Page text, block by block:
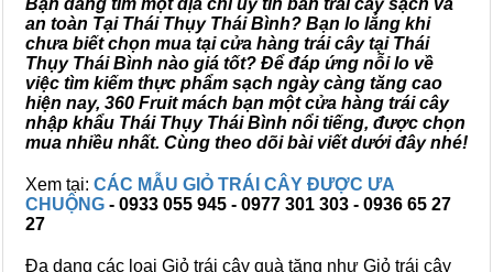
Bạn đang tìm một địa chỉ uy tín bán trái cây sạch và
an toàn Tại Thái Thụy Thái Bình? Bạn lo lắng khi
chưa biết chọn mua tại cửa hàng trái cây tại Thái
Thụy Thái Bình nào giá tốt? Để đáp ứng nỗi lo về
việc tìm kiếm thực phẩm sạch ngày càng tăng cao
hiện nay, 360 Fruit mách bạn một cửa hàng trái cây
nhập khẩu Thái Thụy Thái Bình nổi tiếng, được chọn
mua nhiều nhất. Cùng theo dõi bài viết dưới đây nhé!
Xem tại: CÁC MẪU GIỎ TRÁI CÂY ĐƯỢC ƯA
CHUỘNG - 0933 055 945 - 0977 301 303 - 0936 65 27
27
Đa dạng các loại Giỏ trái cây quà tặng như Giỏ trái cây